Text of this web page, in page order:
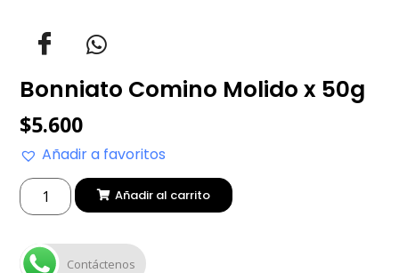
Bonniato Comino Molido x 50g
$5.600
Añadir a favoritos
Añadir al carrito
Contáctenos